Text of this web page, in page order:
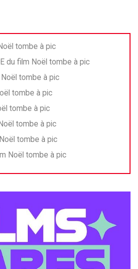
tombe à pic
du film Noël tombe à pic
tombe à pic
tombe à pic
tombe à pic
tombe à pic
tombe à pic
Noël tombe à pic